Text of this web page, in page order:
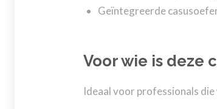
Geïntegreerde
Voor wie is deze
Ideaal voor professionals